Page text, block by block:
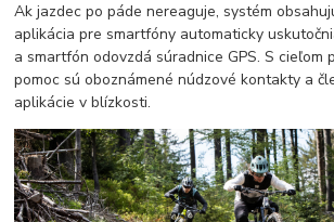
Ak jazdec po páde nereaguje, systém
aplikácia pre smartfóny automaticky
a smartfón odovzdá súradnice GPS. S cieľom
pomoc sú oboznámené núdzové kontakty a
aplikácie v blízkosti.